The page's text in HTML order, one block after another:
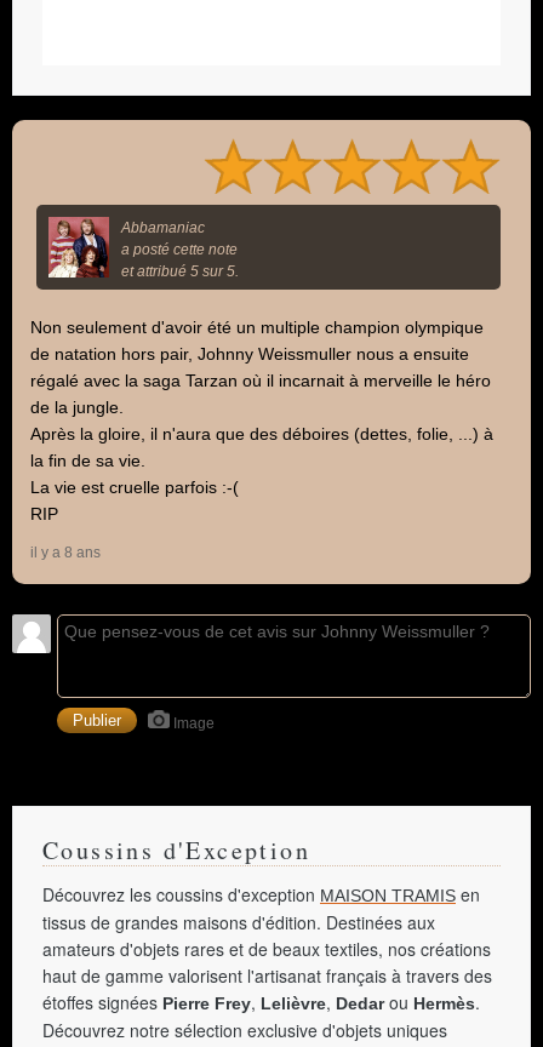
Abbamaniac
a posté cette note
et attribué 5 sur 5.
Non seulement d'avoir été un multiple champion olympique
de natation hors pair, Johnny Weissmuller nous a ensuite
régalé avec la saga Tarzan où il incarnait à merveille le héro
de la jungle.
Après la gloire, il n'aura que des déboires (dettes, folie, ...) à
la fin de sa vie.
La vie est cruelle parfois :-(
RIP
il y a 8 ans
Image
Coussins d'Exception
Découvrez les coussins d'exception MAISON TRAMIS en
tissus de grandes maisons d'édition. Destinées aux
amateurs d'objets rares et de beaux textiles, nos créations
haut de gamme valorisent l'artisanat français à travers des
étoffes signées Pierre Frey, Lelièvre, Dedarou Hermès.
Découvrez notre sélection exclusive d'objets uniques